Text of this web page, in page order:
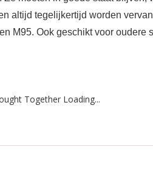
altijd tegelijkertijd worden
M95. Ook geschikt voor
Together Loading...